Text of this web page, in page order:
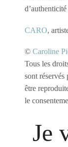
CARO,
© Caroline
Tous les
sont réservés
être
le
Je